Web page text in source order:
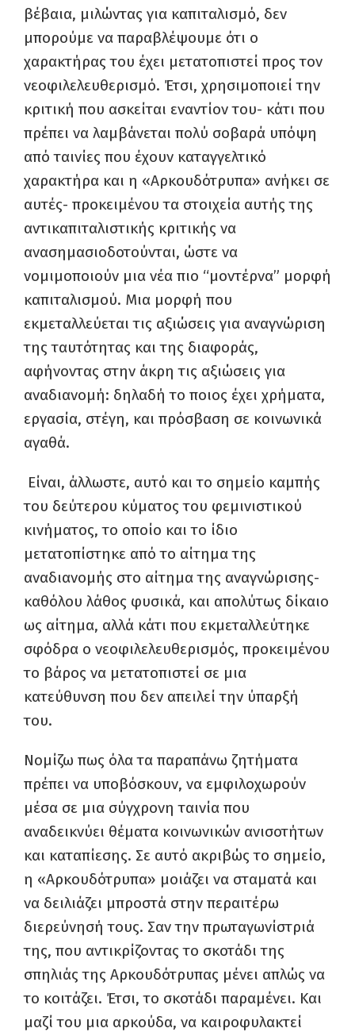
βέβαια, μιλώντας για καπιταλισμό, δεν
μπορούμε να παραβλέψουμε ότι ο
χαρακτήρας του έχει μετατοπιστεί προς τον
νεοφιλελευθερισμό. Έτσι, χρησιμοποιεί την
κριτική που ασκείται εναντίον του- κάτι που
πρέπει να λαμβάνεται πολύ σοβαρά υπόψη
από ταινίες που έχουν καταγγελτικό
χαρακτήρα και η «Αρκουδότρυπα» ανήκει σε
αυτές- προκειμένου τα στοιχεία αυτής της
αντικαπιταλιστικής κριτικής να
ανασημασιοδοτούνται, ώστε να
νομιμοποιούν μια νέα πιο “μοντέρνα” μορφή
καπιταλισμού. Μια μορφή που
εκμεταλλεύεται τις αξιώσεις για αναγνώριση
της ταυτότητας και της διαφοράς,
αφήνοντας στην άκρη τις αξιώσεις για
αναδιανομή: δηλαδή το ποιος έχει χρήματα,
εργασία, στέγη, και πρόσβαση σε κοινωνικά
αγαθά.
Είναι, άλλωστε, αυτό και το σημείο καμπής
του δεύτερου κύματος του φεμινιστικού
κινήματος, το οποίο και το ίδιο
μετατοπίστηκε από το αίτημα της
αναδιανομής στο αίτημα της αναγνώρισης-
καθόλου λάθος φυσικά, και απολύτως δίκαιο
ως αίτημα, αλλά κάτι που εκμεταλλεύτηκε
σφόδρα ο νεοφιλελευθερισμός, προκειμένου
το βάρος να μετατοπιστεί σε μια
κατεύθυνση που δεν απειλεί την ύπαρξή
του.
Νομίζω πως όλα τα παραπάνω ζητήματα
πρέπει να υποβόσκουν, να εμφιλοχωρούν
μέσα σε μια σύγχρονη ταινία που
αναδεικνύει θέματα κοινωνικών ανισοτήτων
και καταπίεσης. Σε αυτό ακριβώς το σημείο,
η «Αρκουδότρυπα» μοιάζει να σταματά και
να δειλιάζει μπροστά στην περαιτέρω
διερεύνησή τους. Σαν την πρωταγωνίστριά
της, που αντικρίζοντας το σκοτάδι της
σπηλιάς της Αρκουδότρυπας μένει απλώς να
το κοιτάζει. Έτσι, το σκοτάδι παραμένει. Και
μαζί του μια αρκούδα, να καιροφυλακτεί